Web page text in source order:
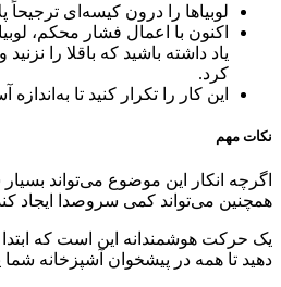
لوبیاها را درون کیسه‌ای ترجیحاً
اکنون با اعمال فشار محکم،
یاد داشته باشید که باقلا را
کرد.
این کار را تکرار کنید تا
نکات مهم
اگرچه انکار این موضوع می‌تواند
همچنین می‌تواند کمی سروصدا ایجاد
یک حرکت هوشمندانه این است که ابتدا
دهید تا همه در پیشخوان آشپزخانه شما